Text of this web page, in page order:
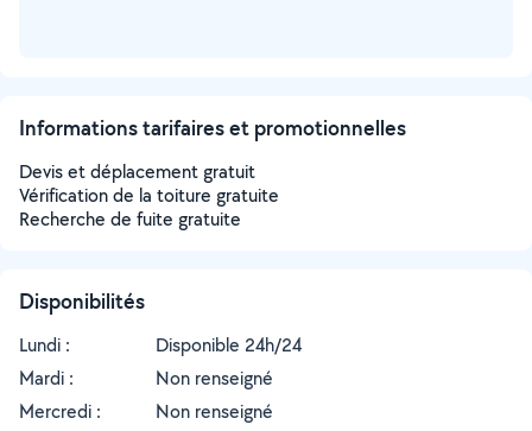
Informations tarifaires et promotionnelles
Devis et déplacement gratuit
Vérification de la toiture gratuite
Recherche de fuite gratuite
Disponibilités
Lundi :
Disponible 24h/24
Mardi :
Non renseigné
Mercredi :
Non renseigné